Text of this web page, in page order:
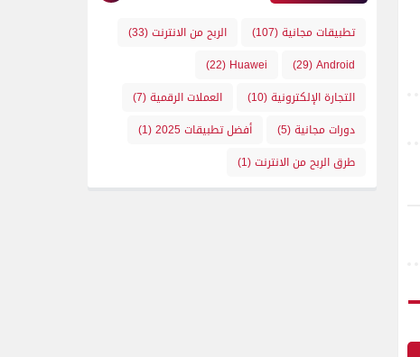
تطبيقات مجانية(107) الربح من الانترنت(33)
Android
(29)
Huawei
(22)
التجارة الإلكترونية(10) العملات الرقمية(7)
دورات مجانية(5) أفضل تطبيقات 2025
(1)
طرق الربح من الانترنت(1)